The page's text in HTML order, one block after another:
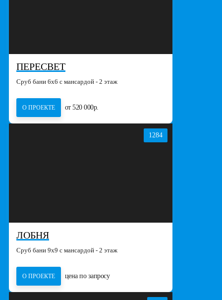
ПЕРЕСВЕТ
Сруб бани 6х6 с мансардой - 2 этаж
О ПРОЕКТЕ от 520 000р.
1284
ЛОБНЯ
Сруб бани 9х9 с мансардой - 2 этаж
О ПРОЕКТЕ цена по запросу